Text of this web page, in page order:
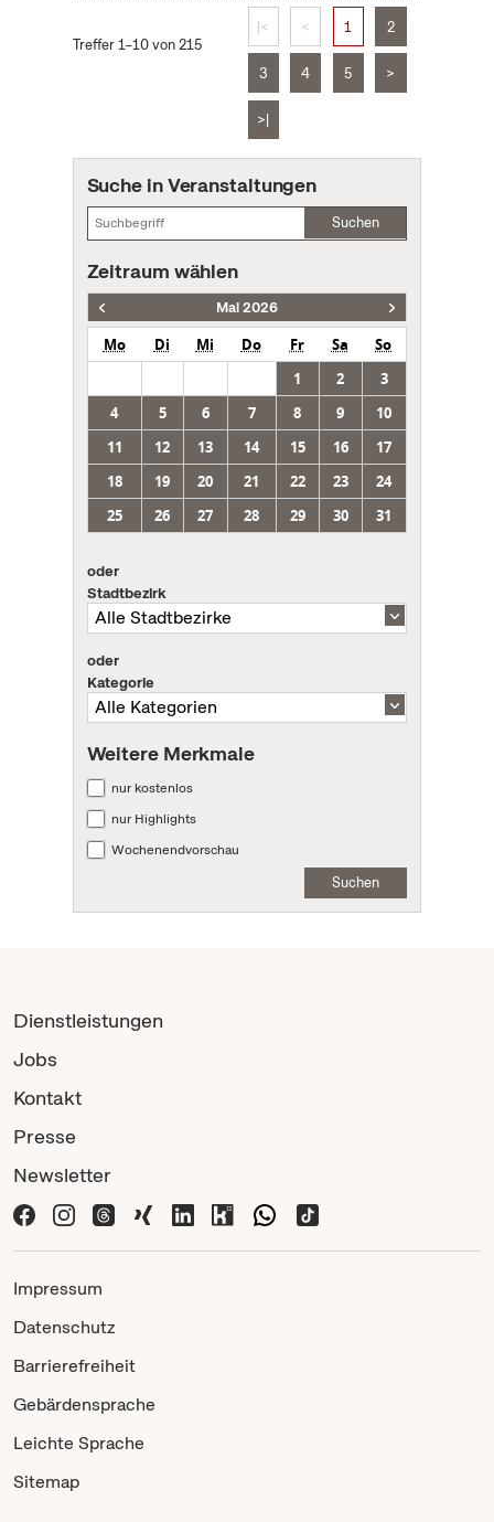
Treffer 1–10 von 215
|< < 1 2
3 4 5 >
>|
Suche in Veranstaltungen
Suchen
Zeitraum wählen
Mai 2026
Mo Di Mi Do Fr Sa
So
1
2
3
4
5 6 7 8 9
10
11
12 13 14 15 16
17
18
19 20 21 22 23
24
25
26 27 28 29 30 31
oder
Stadtbezirk
oder
Kategorie
Weitere Merkmale
nur kostenlos
nur Highlights
Wochenendvorschau
Suchen
Dienstleistungen
Jobs
Kontakt
Presse
Newsletter
Impressum
Datenschutz
Barrierefreiheit
Gebärdensprache
Leichte Sprache
Sitemap